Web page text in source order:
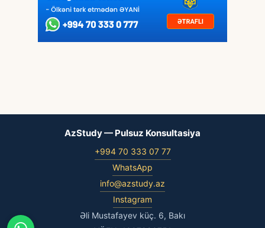
AzStudy — Pulsuz Konsultasiya
+994 70 333 07 77
WhatsApp
info@azstudy.az
Instagram
Əli Mustafayev küç. 6, Bakı